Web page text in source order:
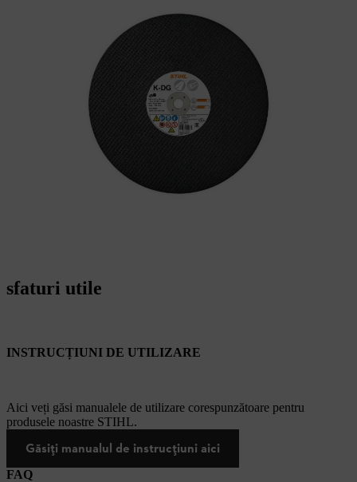
sfaturi utile
INSTRUCȚIUNI DE UTILIZARE
Aici veți găsi manualele de utilizare corespunzătoare pentru
produsele noastre STIHL.
Găsiți manualul de instrucțiuni aici
FAQ